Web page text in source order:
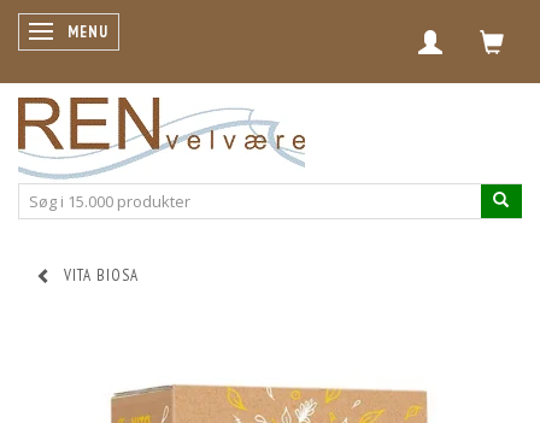
SKIFTE NAVIGATION
MENU
VITA BIOSA